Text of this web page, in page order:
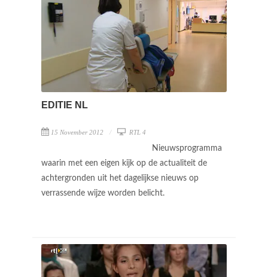
EDITIE NL
15 November 2012 RTL 4
Nieuwsprogramma
waarin met een eigen kijk op de actualiteit de
achtergronden uit het dagelijkse nieuws op
verrassende wijze worden belicht.